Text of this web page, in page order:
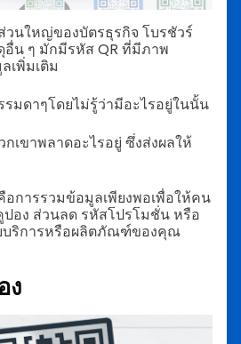
วนใหญ่ของบัตรธุรกิจ โบรชัวร์
น ๆ มักมีรหัส QR ที่มีภาพ
เพิ่มเติม
มดาๆโดยไม่รู้ว่ามีอะไรอยู่ในนั้น
เขาพลาดอะไรอยู่ ซึ่งส่งผลให้
การรวมข้อมูลเพียงพอเพื่อให้คน
อง ส่วนลด รหัสโปรโมชั่น หรือ
บริการหรือผลิตภัณฑ์ของคุณ
ง